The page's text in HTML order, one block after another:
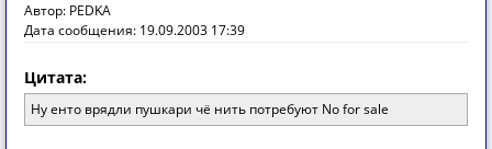
Автор: PEDKA
Дата сообщения: 19.09.2003 17:39
Цитата:
Ну енто врядли пушкари чё нить потребуют No for sale